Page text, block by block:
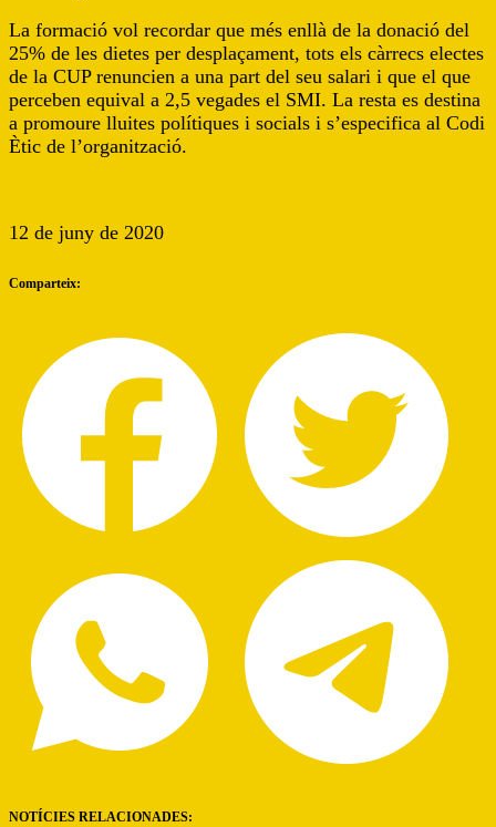
La formació vol recordar que més enllà de la donació del
25% de les dietes per desplaçament, tots els càrrecs electes
de la CUP renuncien a una part del seu salari i que el que
perceben equival a 2,5 vegades el SMI. La resta es destina
a promoure lluites polítiques i socials i s’especifica al Codi
Ètic de l’organització.
12 de juny de 2020
Comparteix:
NOTÍCIES RELACIONADES: